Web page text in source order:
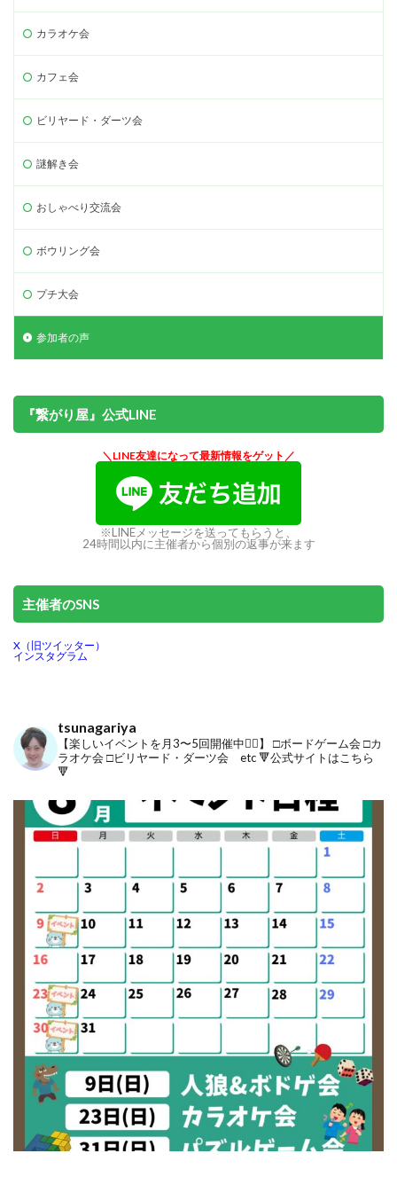
カラオケ会
カフェ会
ビリヤード・ダーツ会
謎解き会
おしゃべり交流会
ボウリング会
プチ大会
参加者の声
『繋がり屋』公式LINE
＼LINE友達になって最新情報をゲット／
※LINEメッセージを送ってもらうと、
24時間以内に主催者から個別の返事が来ます
主催者のSNS
X（旧ツイッター）
インスタグラム
tsunagariya
【楽しいイベントを月3〜5回開催中🙋‍♂️】 □ボードゲーム会 □カ
ラオケ会 □ビリヤード・ダーツ会 etc🔻公式サイトはこちら
🔻